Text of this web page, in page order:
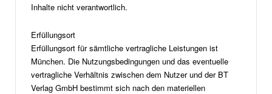
Inhalte nicht verantwortlich.
Erfüllungsort
Erfüllungsort für sämtliche vertragliche Leistungen ist
München. Die Nutzungsbedingungen und das eventuelle
vertragliche Verhältnis zwischen dem Nutzer und der BT
Verlag GmbH bestimmt sich nach den materiellen